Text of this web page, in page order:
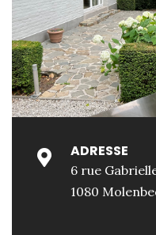
ADRESSE
6 rue
1080